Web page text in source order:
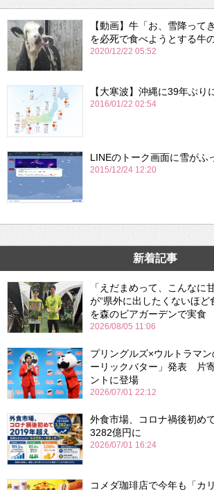
【動画】牛「お、雪降っ
を必死で食べようとする牛
2020/12/22 05:52
【大寒波】沖縄に39年ぶり
2016/01/22 02:54
LINEのトーク画面に雪がふ
2015/12/24 12:20
新着記事
「えだまめって、こんなに
が“県外に出したくないほど
を森のビアガーデンで実食
2026/08/05 11:06
プリングルズ×ウルトラマ
ーリックバター」発表 片
ントに登場
2026/07/01 22:12
外食市場、コロナ禍後初
3282億円に
2026/07/01 16:24
コメダ珈琲店で今年も「